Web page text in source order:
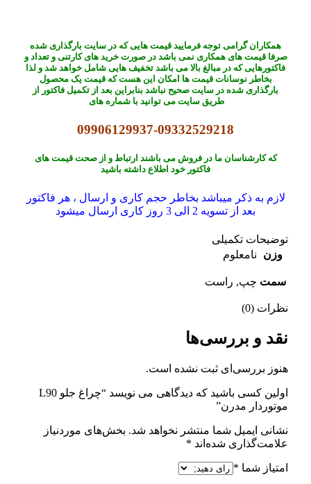
همکاران گرامی توجه فرمایید قیمت هایی که در سایت بارگذاری شده
صرفا قیمت های همکاری نمی باشد در صورت خرید های کارتنی و تعداد و
فاکتورهایی که در مبالغ بالا می باشد تخفیف هایی شامل خواهد شد و لذا
بخاطر نوسانات قیمت ها امکان این هست که قیمت یک محصول
بارگذاری شده در سایت صحیح نباشد بنابراین بعد از تکمیل فاکتور از
طریق سایت می توانید با شماره های
09906129937-09332529218
که کارشناسان ما در فروش می باشند ارتباط و از صحت قیمت های
فاکتور خود اطلاع داشته باشید
لازم به ذکر میباشد بخاطر حجم کاری و ارسال ، هر فاکتور
بعد از تسویه 2 الی 3 روز کاری ارسال میشود
توضیحات تکمیلی
وزن
نامعلوم
سمت چپ, راست
نظرات (0)
نقد و بررسی‌ها
هنوز بررسی‌ای ثبت نشده است.
اولین کسی باشید که دیدگاهی می نویسد “چراغ جلو L90
موتوردار مدرن”
نشانی ایمیل شما منتشر نخواهد شد. بخش‌های موردنیاز
علامت‌گذاری شده‌اند *
امتیاز شما *